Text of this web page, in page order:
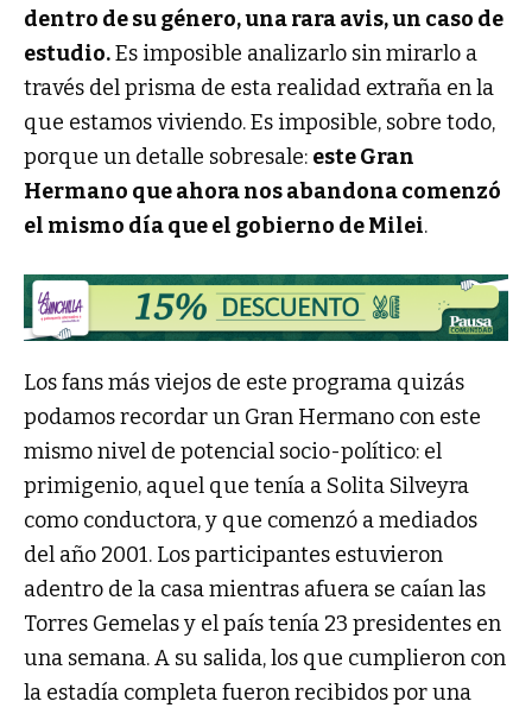
dentro de su género, una rara avis, un caso de
estudio.Es imposible analizarlo sin mirarlo a
través del prisma de esta realidad extraña en la
que estamos viviendo. Es imposible, sobre todo,
porque un detalle sobresale: este Gran
Hermano que ahora nos abandona comenzó
el mismo día que el gobierno de Milei.
Los fans más viejos de este programa quizás
podamos recordar un Gran Hermano con este
mismo nivel de potencial socio-político: el
primigenio, aquel que tenía a Solita Silveyra
como conductora, y que comenzó a mediados
del año 2001. Los participantes estuvieron
adentro de la casa mientras afuera se caían las
Torres Gemelas y el país tenía 23 presidentes en
una semana. A su salida, los que cumplieron con
la estadía completa fueron recibidos por una